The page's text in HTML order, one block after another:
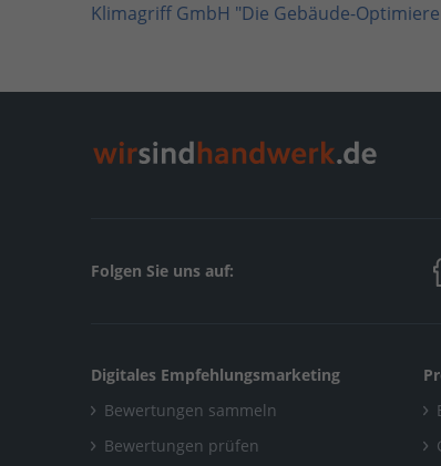
Klimagriff GmbH "Die Gebäude-
Folgen Sie uns auf:
Digitales Empfehlungsmarketing
Bewertungen sammeln
Bewertungen prüfen